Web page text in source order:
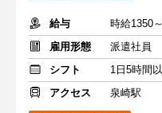
給与
時給1350
雇用形態
派遣社員
シフト
1日5時間
アクセス
泉崎駅